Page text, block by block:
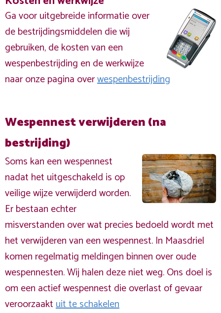
Ga voor uitgebreide informatie over
de bestrijdingsmiddelen die wij
gebruiken, de kosten van een
wespenbestrijding en de werkwijze
naar onze pagina overwespenbestrijding
Wespennest verwijderen (na
bestrijding)
Soms kan een wespennest
nadat het uitgeschakeld is op
veilige wijze verwijderd worden.
Er bestaan echter
misverstanden over wat precies bedoeld wordt met
het verwijderen van een wespennest. In Maasdriel
komen regelmatig meldingen binnen over oude
wespennesten. Wij halen deze niet weg. Ons doel is
om een actief wespennest die overlast of gevaar
veroorzaaktuit te schakelen